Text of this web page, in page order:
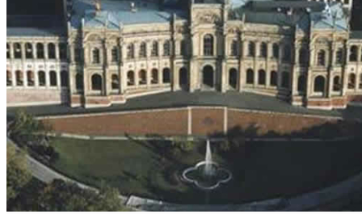
Suche
Menü Menü